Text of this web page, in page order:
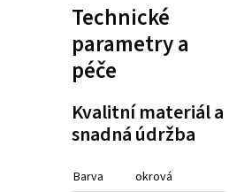
Technické
parametry a
péče
Kvalitní materiál a
snadná údržba
Barva
okrová